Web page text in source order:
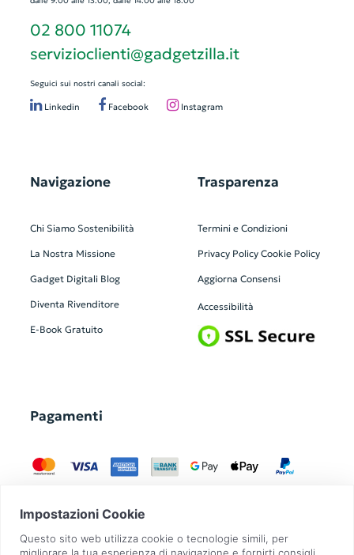
02 800 11074
servizioclienti@gadgetzilla.it
Seguici sui nostri canali social:
Linkedin Facebook Instagram
Navigazione
Chi Siamo Sostenibilità
La Nostra Missione
Gadget Digitali Blog
Diventa Rivenditore
E-Book Gratuito
Trasparenza
Termini e Condizioni
Privacy Policy Cookie Policy
Aggiorna Consensi
Accessibilità
Pagamenti